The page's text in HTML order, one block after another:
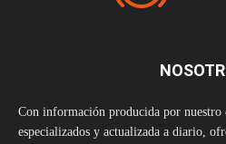
Con información producida por nuestro
especializados y actualizada a diario,